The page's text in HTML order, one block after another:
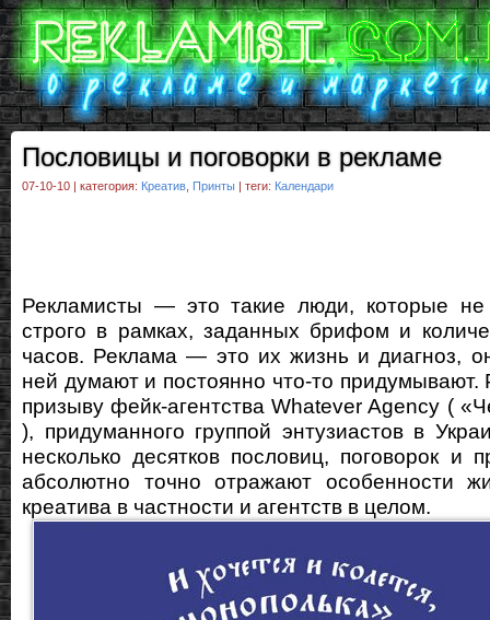
Пословицы и поговорки в рекламе
07-10-10 | категория: Креатив Принты | теги: Календари
Рекламисты — это такие люди, которые не
строго в рамках, заданных брифом и
часов. Реклама — это их жизнь и диагноз,
ней думают и постоянно что-то придумывают.
призыву фейк-агентства Whatever Agency (
), придуманного группой энтузиастов в
несколько десятков пословиц, поговорок и
абсолютно точно отражают особенности
креатива в частности и агентств в целом.